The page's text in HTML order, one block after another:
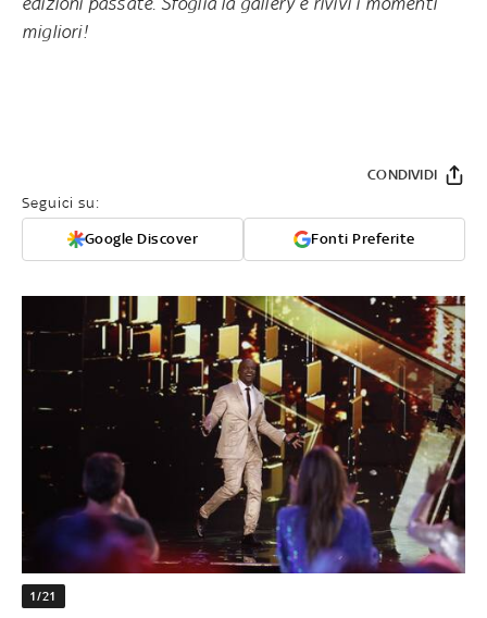
migliori!
Seguici su:
Google Discover Fonti Preferite
CONDIVIDI
1/21